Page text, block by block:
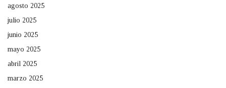
agosto 2025
julio 2025
junio 2025
mayo 2025
abril 2025
marzo 2025